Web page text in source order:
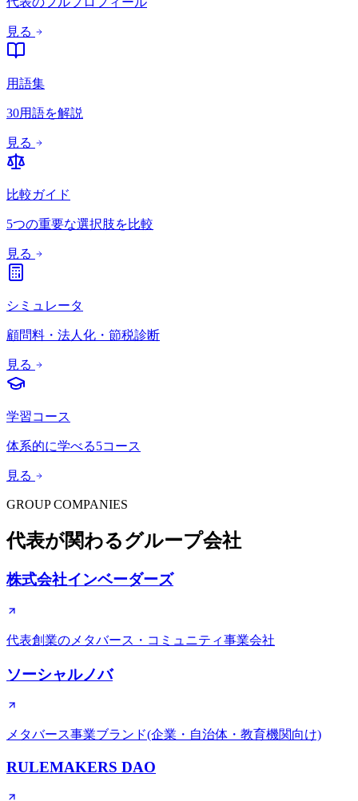
見る
用語集
30用語を解説
見る
比較ガイド
5つの重要な選択肢を比較
見る
シミュレータ
顧問料・法人化・節税診断
見る
学習コース
体系的に学べる5コース
見る
GROUP COMPANIES
代表が関わるグループ会社
株式会社インベーダーズ
代表創業のメタバース・コミュニティ事業会社
ソーシャルノバ
メタバース事業ブランド(企業・自治体・教育機関向け)
RULEMAKERS DAO